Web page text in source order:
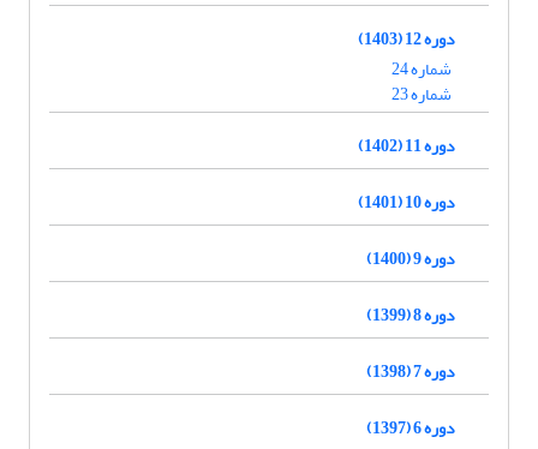
دوره 12 (1403)
شماره 24
شماره 23
دوره 11 (1402)
دوره 10 (1401)
دوره 9 (1400)
دوره 8 (1399)
دوره 7 (1398)
دوره 6 (1397)